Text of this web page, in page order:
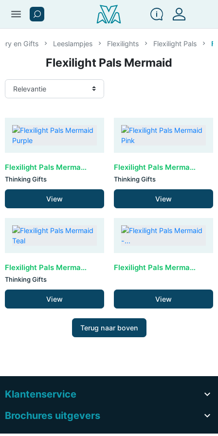
menu
en Gifts Leeslampjes Flexilights Flexilight Pals
Flexilight Pals Mermaid
Flexilight Pals Mermaid Purple
Thinking Gifts
View
Flexilight Pals Mermaid Pink
Thinking Gifts
View
Flexilight Pals Mermaid Teal
Thinking Gifts
View
Flexilight Pals Mermaid - display 12 stuks (leeg)
View
Terug naar boven
Klantenservice

Brochures uitgevers
